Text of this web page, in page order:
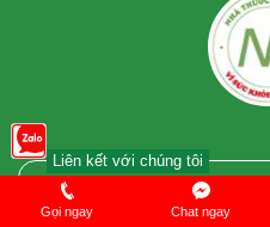
Liên kết với chúng tôi
Gọi ngay Chat ngay